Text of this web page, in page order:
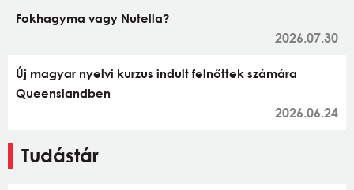
Fokhagyma vagy Nutella?
2026.07.30
Új magyar nyelvi kurzus indult felnőttek számára
Queenslandben
2026.06.24
Tudástár